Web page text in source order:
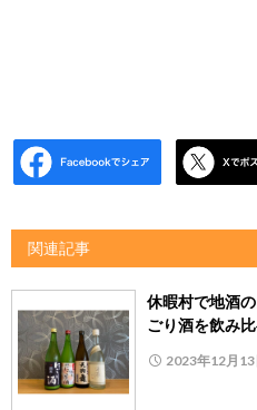
関連記事
休暇村で地酒
ごり酒を飲み
2023年12月13